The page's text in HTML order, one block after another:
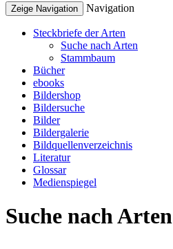
Zeige Navigation Navigation
Steckbriefe der Arten
Suche nach Arten
Stammbaum
Bücher
ebooks
Bildershop
Bildersuche
Bilder
Bildergalerie
Bildquellenverzeichnis
Literatur
Glossar
Medienspiegel
Suche nach Arten